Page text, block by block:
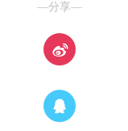
—分享—